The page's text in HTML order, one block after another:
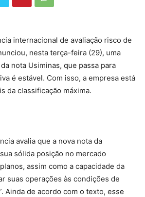
internacional de avaliação risco de
nesta terça-feira (29), uma
nota Usiminas, que passa para
é estável. Com isso, a empresa está
da classificação máxima.
avalia que a nova nota da
sólida posição no mercado
assim como a capacidade da
suas operações às condições de
Ainda de acordo com o texto, esse